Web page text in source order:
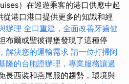
）在巡遊乘客的港口供應中起
港口港口提供更多的知識和經
辦理 全口重建，全面改善牙齒健
布爾或聖彼得堡發現了這種停
解決您的運輸需求 請一位打掃阿
隆的台胞證辦理，專業服務讓過
長西裝和燕尾服的趨勢，環境與